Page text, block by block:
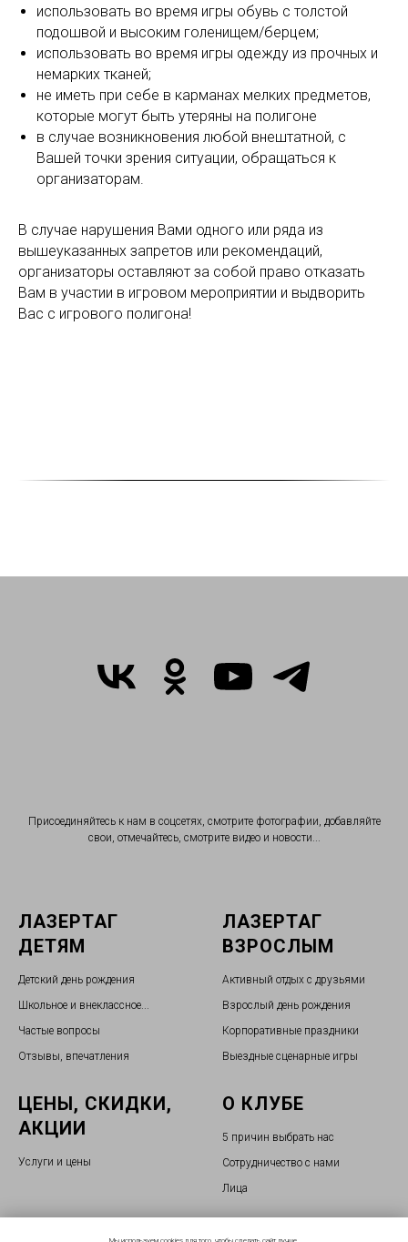
использовать во время игры обувь с толстой
подошвой и высоким голенищем/берцем;
использовать во время игры одежду из прочных и
немарких тканей;
не иметь при себе в карманах мелких предметов,
которые могут быть утеряны на полигоне
в случае возникновения любой внештатной, с
Вашей точки зрения ситуации, обращаться к
организаторам.
В случае нарушения Вами одного или ряда из
вышеуказанных запретов или рекомендаций,
организаторы оставляют за собой право отказать
Вам в участии в игровом мероприятии и выдворить
Вас с игрового полигона!
Присоединяйтесь к нам в соцсетях, смотрите фотографии, добавляйте
свои, отмечайтесь, смотрите видео и новости...
ЛАЗЕРТАГ
ДЕТЯМ
Детский день рождения
Школьное и внеклассное...
Частые вопросы
Отзывы, впечатления
ЛАЗЕРТАГ
ВЗРОСЛЫМ
Активный отдых с друзьями
Взрослый день рождения
Корпоративные праздники
Выездные сценарные игры
ЦЕНЫ, СКИДКИ,
АКЦИИ
Услуги и цены
О КЛУБЕ
5 причин выбрать нас
Сотрудничество с нами
Лица